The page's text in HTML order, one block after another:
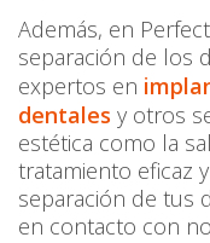
Además, en
separación de los
expertos en
dentales y otros
estética como la
tratamiento eficaz
separación de tus
en contacto con